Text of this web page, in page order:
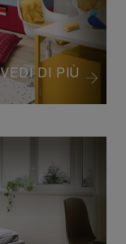
VEDI DI PIÙ